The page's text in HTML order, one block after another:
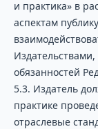
и практика» в
аспектам
обязанностей
5.3. Издатель
практике
отраслевые